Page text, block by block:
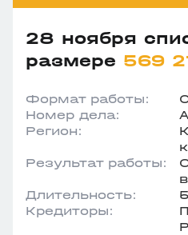
28 ноября
размере 569
Формат работы:
Номер дела:
Регион:
Результат работы:
Длительность:
Кредиторы: